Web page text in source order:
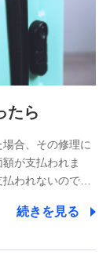
たら
合、その修理に
が支払われま
われないので…
続きを見る